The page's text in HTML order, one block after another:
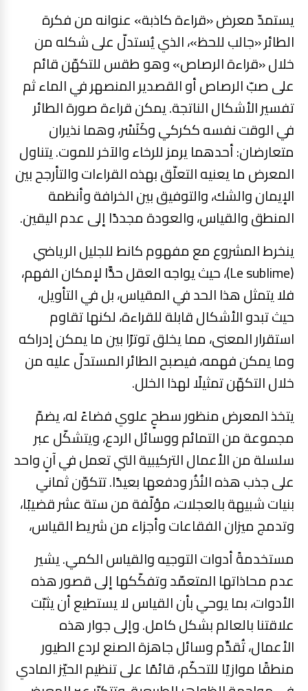
يستمدّ معرض «قراءة كاذبة» عنوانه من فكرة
الطائر «جالب للحظ»، الذي يُستدلّ على شكله من
خلال «قراءة الرصاص» وهو طقس للتكهّن قائم
على صبّ الرصاص أو القصدير المنصهر في الماء ثم
تفسير الأشكال الناتجة. يمكن قراءة صورة الطائر
في الوقت نفسه ككركي وكَنَسْر، وهما نذيران
متعارضان: أحدهما يرمز للرخاء والآخر للموت. يتناول
المعرض ما يعنيه التعلّق بهذه القراءات والتأرجح بين
الإيمان والشك، والتوفيق بين الخرافة وأنظمة
المنطق والقياس، والعودة مجددًا إلى عدم اليقين.
ينخرط المشروع مع مفهوم كانط للجليل الرياضي
(Le sublime)، حيث يواجه العقل حدًّا لإمكان الفهم،
فلا يتمثل هذا الحد في المقياس، بل في التأويل،
حيث تبدو الأشكال قابلة للقراءة، لكنها تقاوم
استقرار المعنى، مما يخلق توترًا بين ما يمكن إدراكه
وما يمكن فهمه، فيصبح الطائر المستدلّ عليه من
خلال التكهّن تمثيلًا لهذا الخلل.
يتخذ المعرض منظور سطحٍ علوي فضاءً له، يضمّ
مجموعة من التمائم ووسائل الردع، ويتشكّل عبر
سلسلة من الأعمال التركيبية التي تعمل في آنٍ واحد
على جذب هذه النُذُر ودفعها بعيدًا. تتكوّن ثماني
بنيات شبيهة بالعجلات، مؤلّفة من ستة عشر قضيبًا،
وتدمج ميزان الفقاعات وأجزاء من شريط القياس،
مستخدمةً أدوات التوجيه والقياس الكمي. يشير
عدم محاذاتها المتعمّد وتفكّكها إلى قصور هذه
الأدوات، بما يوحي بأن القياس لا يستطيع أن يثبّت
علاقتنا بالعالم بشكل كامل. وإلى جوار هذه
الأعمال، تُقدِّم وسائل جاهزة الصنع لردع الطيور
منطقًا موازيًا للتحكّم، قائمًا على تنظيم الحيّز المادي